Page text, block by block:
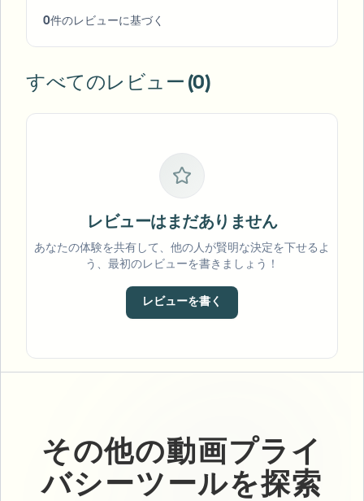
0件のレビューに基づく
すべてのレビュー (0)
レビューはまだありません
あなたの体験を共有して、他の人が賢明な決定を下せるよ
う、最初のレビューを書きましょう！
レビューを書く
その他の動画プライ
バシーツールを探索